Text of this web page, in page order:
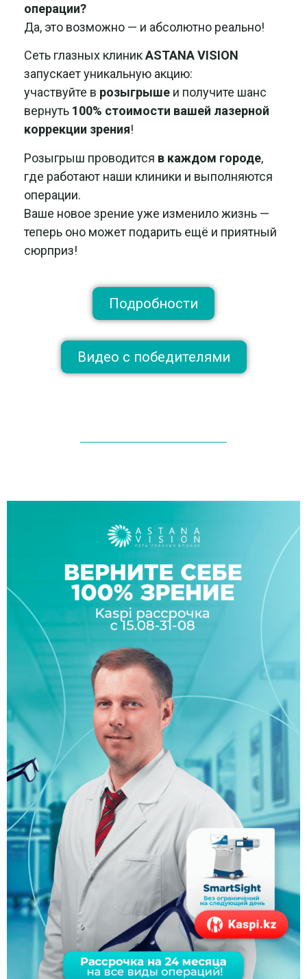
операции?
Да, это возможно — и абсолютно реально!
Сеть глазных клиникASTANA VISION
запускает уникальную акцию:
участвуйте в розыгрыше и получите шанс
вернуть 100% стоимости вашей лазерной
коррекции зрения!
Розыгрыш проводится в каждом городе,
где работают наши клиники и выполняются
операции.
Ваше новое зрение уже изменило жизнь —
теперь оно может подарить ещё и приятный
сюрприз!
Подробности
Видео с победителями